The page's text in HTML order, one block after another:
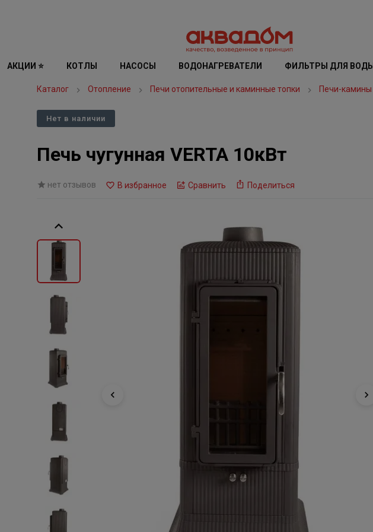
АКЦИИ ⭐ КОТЛЫ НАСОСЫ ВОДОНАГРЕВАТЕЛИ ФИЛЬТРЫ ДЛЯ ВОДЫ
Каталог Отопление Печи отопительные и каминные топки Печи-камины
Нет в наличии
Печь чугунная VERTA 10кВт
нет отзывов В избранное Сравнить Поделиться